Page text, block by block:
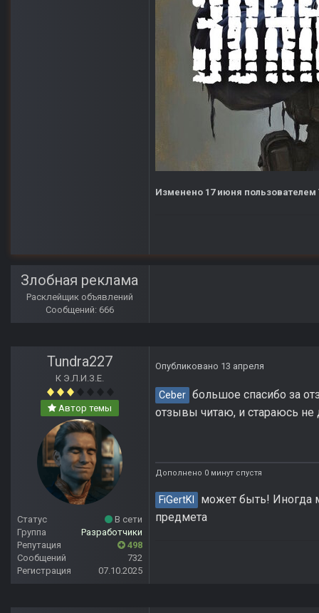
Изменено 17 июня пользователем
Злобная реклама
Расклейщик объявлений
Сообщений: 666
Tundra227
К Э.Л.И.З.Е.
Автор темы
Статус
В сети
Группа
Разработчики
Репутация
498
Сообщений
732
Регистрация
07.10.2025
Опубликовано 13 апреля
Ceber большое спасибо за
отзывы читаю, и стараюсь
Дополнено 0 минут спустя
FiGertKl
может быть! Иногда
предмета